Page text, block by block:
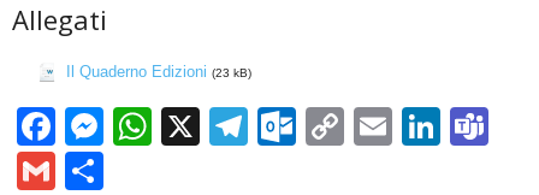
Allegati
Il Quaderno Edizioni (23 kB)
Facebook
Messenger
WhatsApp
X Telegram
Outlook.com
CopyEmail
Gmail